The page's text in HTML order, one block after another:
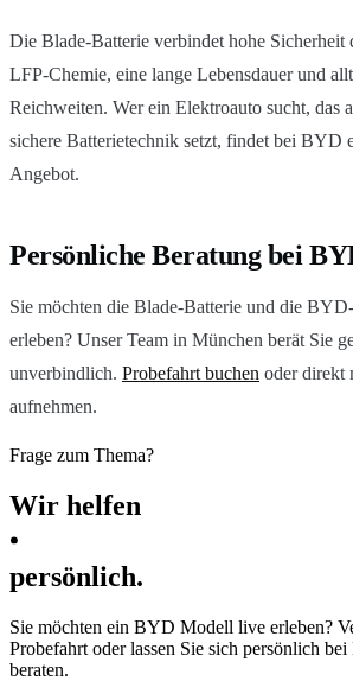
Die Blade-Batterie verbindet hohe Sicherheit
LFP-Chemie, eine lange Lebensdauer und
Reichweiten. Wer ein Elektroauto sucht, das
sichere Batterietechnik setzt, findet bei BYD
Angebot.
Persönliche Beratung bei
Sie möchten die Blade-Batterie und die
erleben? Unser Team in München berät Sie
unverbindlich. Probefahrt buchen oder direkt
aufnehmen.
Frage zum Thema?
Wir helfen
persönlich.
Sie möchten ein BYD Modell live erleben?
Probefahrt oder lassen Sie sich persönlich
beraten.